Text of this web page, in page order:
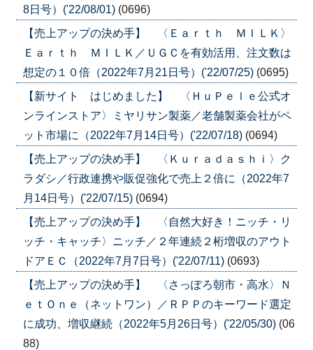
8日号）('22/08/01) (0696)
【売上アップの決め手】 〈Ｅａｒｔｈ ＭＩＬＫ〉
Ｅａｒｔｈ ＭＩＬＫ／ＵＧＣを有効活用、注文数は
想定の１０倍（2022年7月21日号）('22/07/25) (0695)
【新サイト はじめました】 〈ＨｕＰｅｌｅ公式オ
ンラインストア〉ミヤリサン製薬／老舗製薬会社がペ
ット市場に（2022年7月14日号）('22/07/18) (0694)
【売上アップの決め手】 〈Ｋｕｒａｄａｓｈｉ〉ク
ラダシ／行政連携や販促強化で売上２倍に（2022年7
月14日号）('22/07/15) (0694)
【売上アップの決め手】 〈自然大好き！ニッチ・リ
ッチ・キャッチ〉ニッチ／２年連続２桁増収のアウト
ドアＥＣ（2022年7月7日号）('22/07/11) (0693)
【売上アップの決め手】 〈さっぽろ朝市・高水〉Ｎ
ｅｔＯｎｅ（ネットワン）／ＲＰＰのキーワード選定
に成功、増収継続（2022年5月26日号）('22/05/30) (06
88)